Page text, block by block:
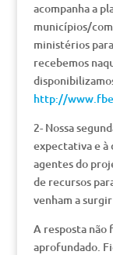
acompanha a
municípios/
ministérios
recebemos
http://
2- Nossa
expectativa e à
agentes do
de recursos
venham a
A resposta não
aprofundado.